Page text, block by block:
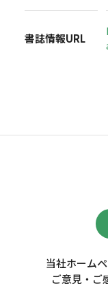
書誌情報URL
当社ホーム
ご意見・ご